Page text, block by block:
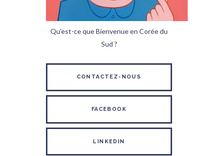
Qu'est-ce que Bienvenue en Corée du
Sud ?
CONTACTEZ-NOUS
FACEBOOK
LINKEDIN